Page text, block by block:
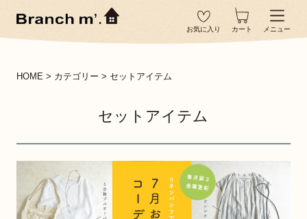
お気に入り カート メニュー
HOME カテゴリー セットアイテム
セットアイテム